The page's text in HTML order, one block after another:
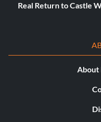
Real Return to Castle
About